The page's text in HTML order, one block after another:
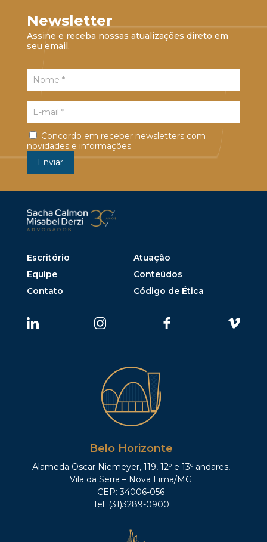
Newsletter
Assine e receba nossas atualizações direto em
seu email.
Concordo em receber newsletters com
novidades e informações.
Escritório
Atuação
Equipe
Conteúdos
Contato
Código de Ética
Belo Horizonte
Alameda Oscar Niemeyer, 119, 12º e 13º andares,
Vila da Serra – Nova Lima/MG
CEP: 34006-056
Tel: (31)3289-0900